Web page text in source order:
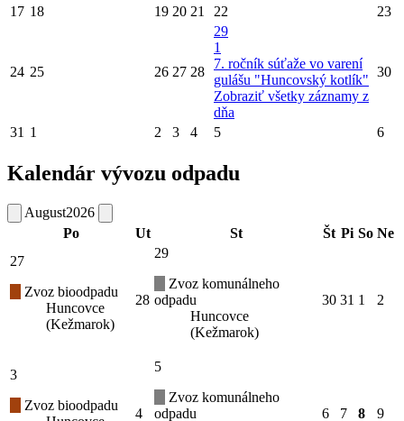
17 18 19 20 21 22 23
24 25 26 27 28
29
1
7. ročník súťaže vo varení
gulášu "Huncovský kotlík"
Zobraziť všetky záznamy z
dňa
30
31 1 2 3 4 5 6
Kalendár vývozu odpadu
August2026
Po
Ut St Št Pi So Ne
27
Zvoz bioodpadu
Huncovce
(Kežmarok)
28
29
Zvoz komunálneho
odpadu
Huncovce
(Kežmarok)
30 31 1 2
3
Zvoz bioodpadu
4
5
Zvoz komunálneho
odpadu
6 7 8 9